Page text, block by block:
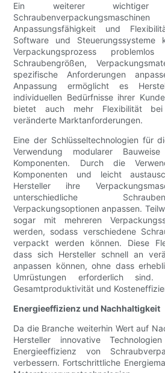
Ein weiterer wichtiger
Anpassungsfähigkeit und
Software und Steuerungssysteme
Verpackungsprozess
Schraubengrößen,
spezifische Anforderungen
Anpassung ermöglicht es
individuellen Bedürfnisse ihrer
bietet auch mehr Flexibilität
veränderte Marktanforderungen.
Eine der Schlüsseltechnologien für
Verwendung modularer
Komponenten. Durch die
Komponenten und leicht
Hersteller ihre
unterschiedliche
Verpackungsoptionen anpassen.
sogar mit mehreren
werden, sodass verschiedene
verpackt werden können. Diese
dass sich Hersteller schnell an
anpassen können, ohne dass
Umrüstungen erforderlich
Gesamtproduktivität und
Energieeffizienz und Nachhaltigkeit
Da die Branche weiterhin Wert auf
Hersteller innovative
Energieeffizienz von
verbessern. Fortschrittliche